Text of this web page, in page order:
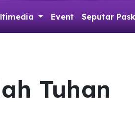
Event Seputar
Tuhan